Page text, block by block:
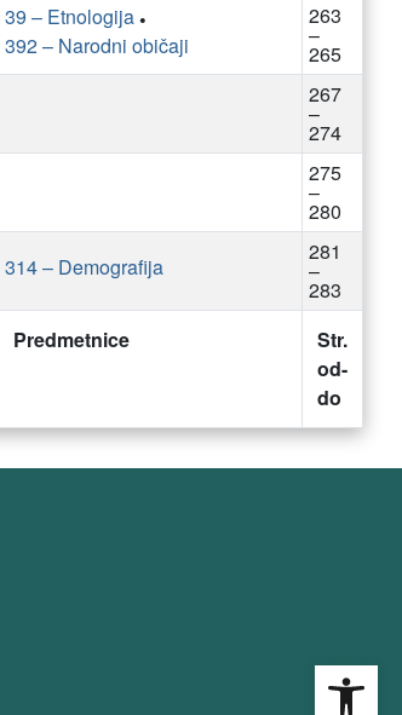
Predmetnice
Str.
od-
do
39 – Etnologija•
392 – Narodni običaji
263
–
265
267
–
274
275
–
280
314 – Demografija
281
–
283